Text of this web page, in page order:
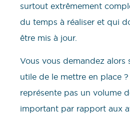
surtout extrêmement
du temps à réaliser et qui
être mis à jour.
Vous vous demandez alors
utile de le mettre en place
représente pas un volume
important par rapport aux